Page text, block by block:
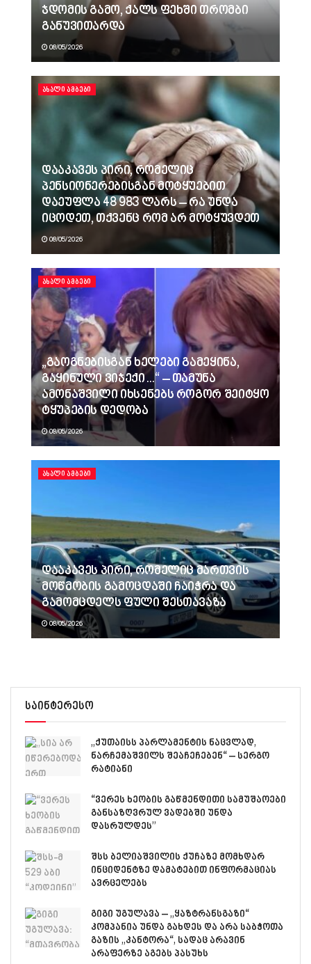
ჯდომის გამო, ქალს ფეხში თრომბი
განუვითარდა
08/05/2026
ᲐᲮᲐᲚᲘ ᲐᲛᲑᲔᲑᲘ
დააკავეს პირი, რომელიც
პენსიონერებისგან მოტყუებით
დაეუფლა 48 983 ლარს – რა უნდა
იცოდეთ, თქვენც რომ არ მოტყუვდეთ
08/05/2026
ᲐᲮᲐᲚᲘ ᲐᲛᲑᲔᲑᲘ
„გაოგნებისგან ხელები გამეყინა,
გაყინული ვიჯექი…“ – თამუნა
ამონაშვილი იხსენებს როგორ შეიტყო
ტყუპების დედობა
08/05/2026
ᲐᲮᲐᲚᲘ ᲐᲛᲑᲔᲑᲘ
დააკავეს პირი, რომელიც მართვის
მოწმობის გამოცდაში ჩაიჭრა და
გამომცდელს ფული შესთავაზა
08/05/2026
საინტერესო
„ქუთაისს პარლამენტის ნაცვლად,
ნარჩემაშვილს შეაჩეჩებენ“ – სერგო
რატიანი
“ვერეს ხეობის გაწმენდითი სამუშაოები
განსაზღვრულ ვადებში უნდა
დასრულდეს”
შსს ბელიაშვილის ქუჩაზე მომხდარ
ინციდენტზე დამატებით ინფორმაციას
ავრცელებს
გიგი უგულავა – „ყაზტრანსგაზი“
კომპანია უნდა გახდეს და არა საბჭოთა
გაზის „კანტორა“, სადაც არავინ
არაფერზე აგებს პასუხს